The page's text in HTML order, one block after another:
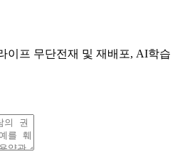
이프 무단전재 및 재배포, AI학습